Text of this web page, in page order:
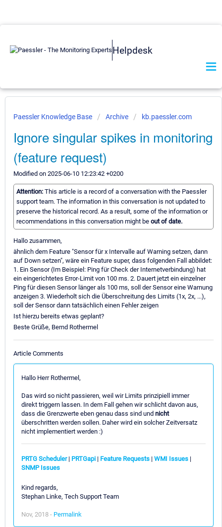
Helpdesk
Paessler Knowledge Base Archive kb.paessler.com
Ignore singular spikes in monitoring
(feature request)
Modified on 2025-06-10 12:23:42 +0200
Attention: This article is a record of a conversation with the Paessler
support team. The information in this conversation is not updated to
preserve the historical record. As a result, some of the information or
recommendations in this conversation might be out of date.
Hallo zusammen,
ähnlich dem Feature "Sensor für x Intervalle auf Warning setzen, dann
auf Down setzen", wäre ein Feature super, dass folgenden Fall abbildet:
1. Ein Sensor (Im Beispiel: Ping für Check der Internetverbindung) hat
ein eingerichtetes Error-Limit von 100 ms. 2. Dauert jetzt ein einzelner
Ping für diesen Sensor länger als 100 ms, soll der Sensor eine Warnung
anzeigen 3. Wiederholt sich die Überschreitung des Limits (1x, 2x, ...),
soll der Sensor dann tatsächlich einen Fehler zeigen
Ist hierzu bereits etwas geplant?
Beste Grüße, Bernd Rothermel
Article Comments
Hallo Herr Rothermel,
Das wird so nicht passieren, weil wir Limits prinzipiell immer
direkt triggern lassen. In dem Fall gehen wir schlicht davon aus,
dass die Grenzwerte eben genau dass sind und nicht
überschritten werden sollen. Daher wird ein solcher Zeitversatz
nicht implementiert werden :)
PRTG Scheduler| PRTGapi | Feature Requests | WMI Issues |
SNMP Issues
Kind regards,
Stephan Linke, Tech Support Team
Nov, 2018 - Permalink